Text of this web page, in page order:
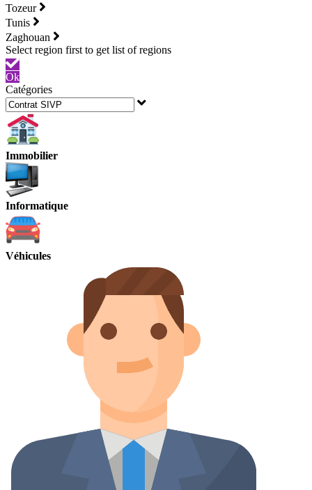
Tozeur
Tunis
Zaghouan
Ok
Catégories
Immobilier
Informatique
Véhicules